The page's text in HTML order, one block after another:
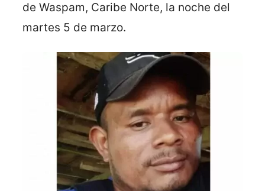
de Waspam, Caribe Norte, la noche del
martes 5 de marzo.